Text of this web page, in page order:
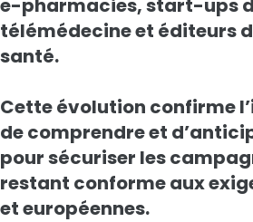
télémédecine et éditeurs
santé.
Cette évolution confirme
de comprendre et
pour sécuriser les
restant conforme aux
et européennes.